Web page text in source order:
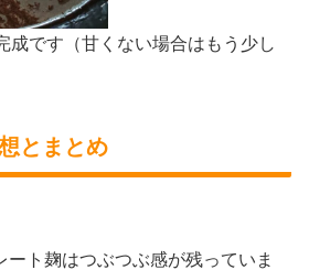
成です（甘くない場合はもう少し
とまとめ
ート麹はつぶつぶ感が残っていま